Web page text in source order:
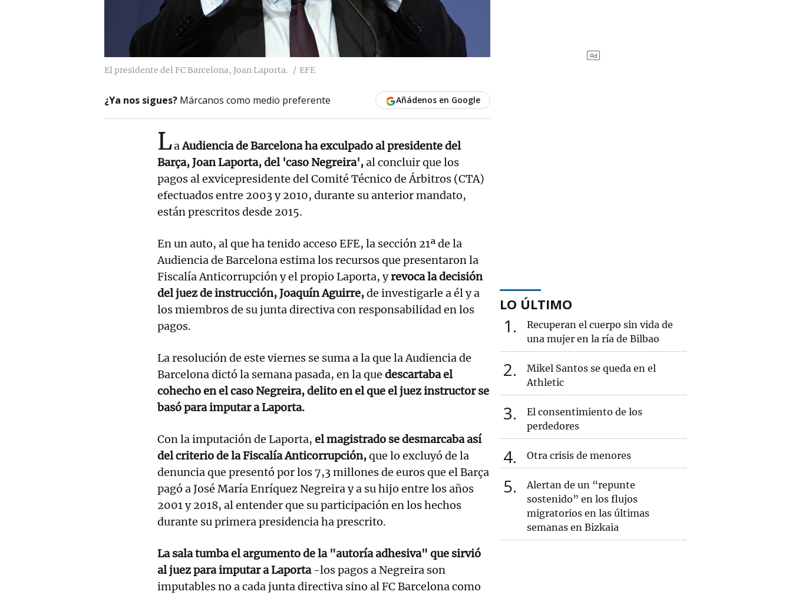
El presidente del FC Barcelona, Joan Laporta. EFE
¿Ya nos sigues? Márcanos como medio preferente Añádenos en Google
LaAudiencia de Barcelona ha exculpado al presidente del
Barça, Joan Laporta, del 'caso Negreira',al concluir que los
pagos al exvicepresidente del Comité Técnico de Árbitros (CTA)
efectuados entre 2003 y 2010, durante su anterior mandato,
están prescritos desde 2015.
En un auto, al que ha tenido acceso EFE, la sección 21ª de la
Audiencia de Barcelona estima los recursos que presentaron la
Fiscalía Anticorrupción y el propio Laporta, yrevoca la decisión
del juez de instrucción, Joaquín Aguirre,de investigarle a él y a
los miembros de su junta directiva con responsabilidad en los
pagos.
La resolución de este viernes se suma a la que la Audiencia de
Barcelona dictó la semana pasada, en la que descartaba el
cohecho en el caso Negreira, delito en el que el juez instructor se
basó para imputar a Laporta.
Con la imputación de Laporta, el magistrado se desmarcaba así
del criterio de la Fiscalía Anticorrupción,que lo excluyó de la
denuncia que presentó por los 7,3 millones de euros que el Barça
pagó a José María Enríquez Negreira y a su hijo entre los años
2001 y 2018, al entender que su participación en los hechos
durante su primera presidencia ha prescrito.
La sala tumba el argumento de la "autoría adhesiva" que sirvió
al juez para imputar a Laporta -los pagos a Negreira son
imputables no a cada junta directiva sino al FC Barcelona como
LO ÚLTIMO
1
Recuperan el cuerpo sin vida de
una mujer en la ría de Bilbao
2
Mikel Santos se queda en el
Athletic
3
El consentimiento de los
perdedores
4 Otra crisis de menores
5
Alertan de un “repunte
sostenido” en los flujos
migratorios en las últimas
semanas en Bizkaia